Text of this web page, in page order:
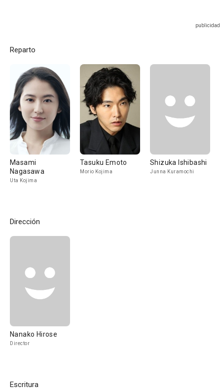
Reparto
Masami
Nagasawa
Uta Kojima
Tasuku Emoto
Morio Kojima
Shizuka Ishibashi
Junna Kuramochi
Dirección
Nanako Hirose
Director
Escritura